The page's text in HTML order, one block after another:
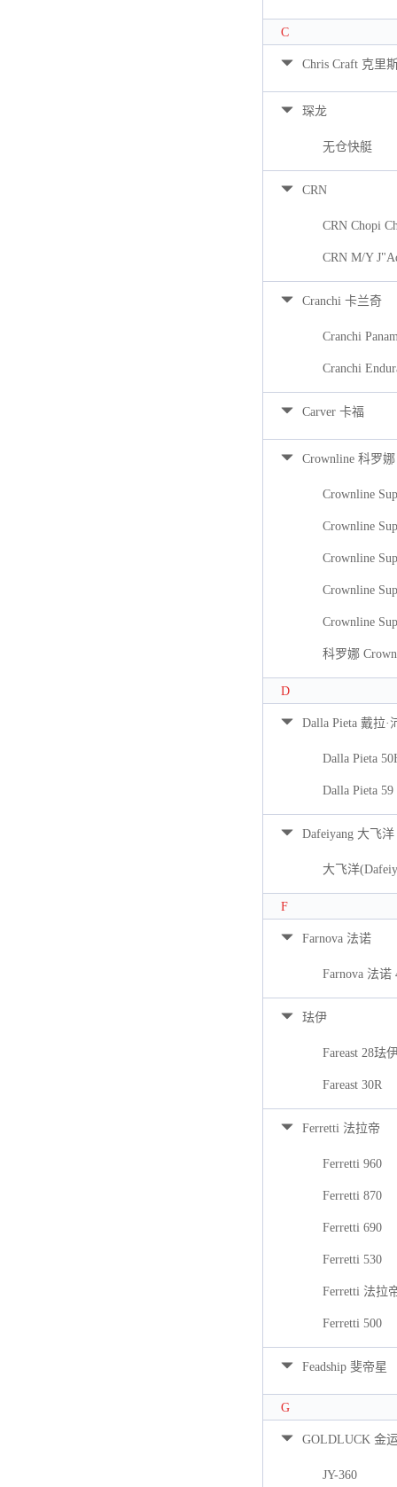
C
Chris Craft 克里
琛龙
无仓快艇
CRN
CRN Chopi
CRN M/Y
Cranchi 卡兰奇
Cranchi
Cranchi
Carver 卡福
Crownline 科罗娜
Crownline
Crownline
Crownline
Crownline
Crownline
科罗娜
D
Dalla Pieta 戴拉·
Dalla Pieta
Dalla Pieta 59
Dafeiyang 大飞洋
大飞洋
F
Farnova 法诺
Farnova 法诺
珐伊
Fareast 28珐
Fareast 30R
Ferretti 法拉帝
Ferretti 960
Ferretti 870
Ferretti 690
Ferretti 530
Ferretti 法拉
Ferretti 500
Feadship 斐帝星
G
GOLDLUCK 金
JY-360